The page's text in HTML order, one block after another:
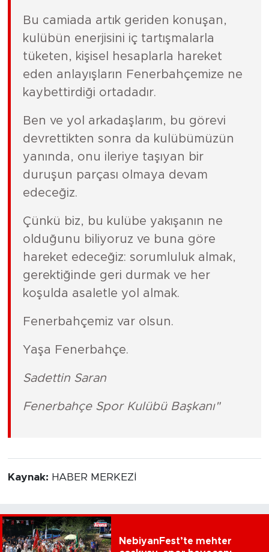
Bu camiada artık geriden konuşan,
kulübün enerjisini iç tartışmalarla
tüketen, kişisel hesaplarla hareket
eden anlayışların Fenerbahçemize ne
kaybettirdiği ortadadır.
Ben ve yol arkadaşlarım, bu görevi
devrettikten sonra da kulübümüzün
yanında, onu ileriye taşıyan bir
duruşun parçası olmaya devam
edeceğiz.
Çünkü biz, bu kulübe yakışanın ne
olduğunu biliyoruz ve buna göre
hareket edeceğiz: sorumluluk almak,
gerektiğinde geri durmak ve her
koşulda asaletle yol almak.
Fenerbahçemiz var olsun.
Yaşa Fenerbahçe.
Sadettin Saran
Fenerbahçe Spor Kulübü Başkanı"
Kaynak: HABER MERKEZİ
NebiyanFest’te mehter